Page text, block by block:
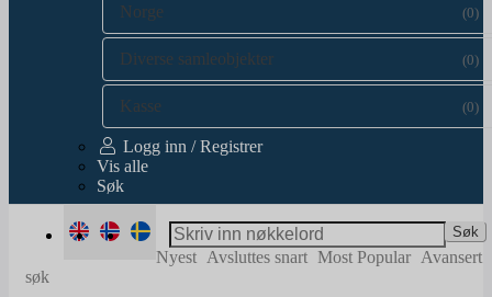
Norge (0)
Diverse samleobjekter (0)
Kasse (0)
Logg inn / Registrer
Vis alle
Søk
Søk
Nyest Avsluttes snart Most Popular Avansert
søk